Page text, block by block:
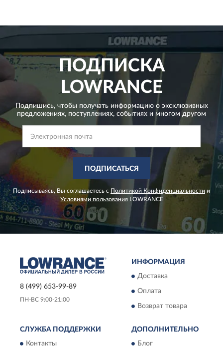
ПОДПИСКА
LOWRANCE
Подпишись, чтобы получать информацию о эксклюзивных
предложениях, поступлениях, событиях и многом другом
ПОДПИСАТЬСЯ
Подписываясь, Вы соглашаетесь с Политикой Конфиденциальности и
Условиями пользованияLOWRANCE
8 (499) 653-99-89
ПН-ВС 9:00-21:00
ИНФОРМАЦИЯ
Доставка
Оплата
Возврат товара
СЛУЖБА ПОДДЕРЖКИ
Контакты
ДОПОЛНИТЕЛЬНО
Блог